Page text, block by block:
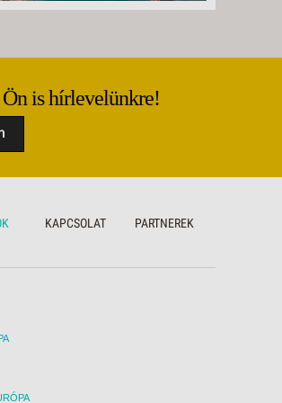
is hírlevelünkre!
KAPCSOLAT PARTNEREK